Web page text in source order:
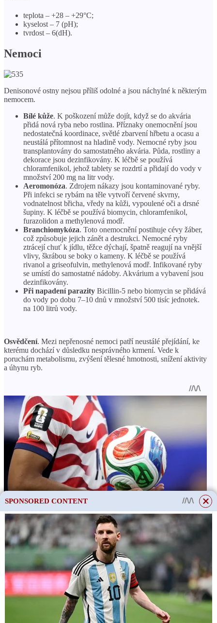
teplota – +28 – +29°С;
kyselost – 7 (pH);
tvrdost – 6(dH).
Nemoci
Denisonové ostny nejsou příliš odolné a jsou náchylné k některým
nemocem.
Bílé kůže. K poškození může dojít, když se do akvária
přidá nová ryba nebo rostlina. Příznaky onemocnění jsou
nedostatečná koordinace, světlé zbarvení hřbetu a ocasu a
neustálá přítomnost na hladině vody. Nemocné ryby jsou
transplantovány do samostatného akvária. Půda, rostliny a
dekorace jsou dezinfikovány. K léčbě se používá
chloramfenikol, jehož tablety se rozdrtí a přidají do vody v
množství 200 mg na litr vody.
Aeromonóza. Zdrojem nákazy jsou kontaminované ryby.
Při infekci se rybám na těle vytvoří červené skvrny,
vodnatelnost břicha, vředy na kůži, vypoulené oči a drsné
šupiny. K léčbě se používá biomycin, chloramfenikol,
furazolidon a methylenová modř.
Branchiomykóza. Toto onemocnění postihuje cévy žáber,
což způsobuje jejich zánět a destrukci. Nemocné ryby
ztrácejí chuť k jídlu, těžce dýchají, špatně reagují na vnější
vlivy, škrábou se boky o kameny. K léčbě se používá
rivanol a griseofulvin, methylenová modř. Infikované ryby
se umístí do samostatné nádoby. Akvárium a vybavení jsou
dezinfikovány.
Při napadení parazity Bicillin-5 nebo biomycin se přidává
do vody po dobu 7–10 dnů v množství 500 tisíc jednotek.
na 100 litrů vody.
Osvědčení. Mezi nepřenosné nemoci patří neustálé přejídání, ke
kterému dochází v důsledku nesprávného krmení. Vede k
poruchám metabolismu, zvýšení tělesné hmotnosti, snížení aktivity
a úhynu ryb.
SPONSORED CONTENT